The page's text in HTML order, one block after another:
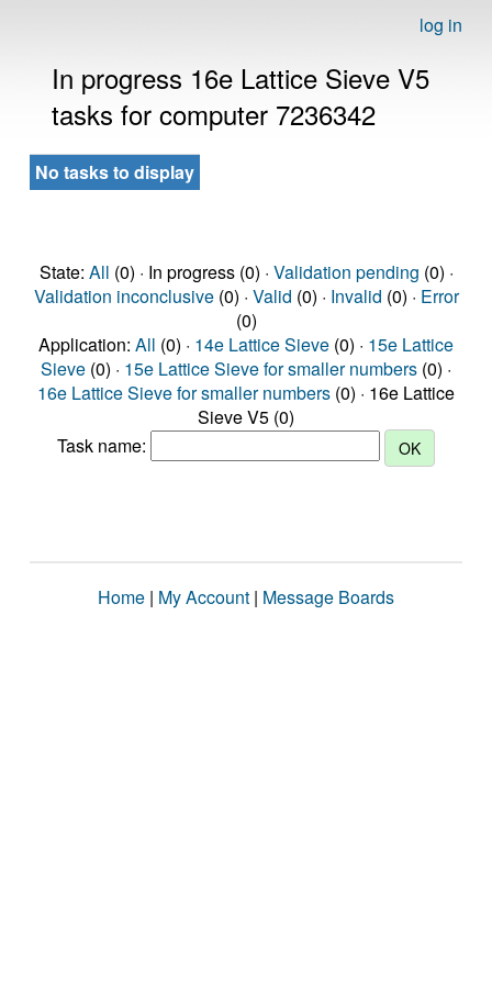
log in
In progress 16e Lattice Sieve V5
tasks for computer 7236342
No tasks to display
State: All (0) · In progress (0) · Validation pending (0) ·
Validation inconclusive(0) · Valid (0) · Invalid (0) · Error
(0)
Application: All (0) · 14e Lattice Sieve (0) · 15e Lattice
Sieve (0) · 15e Lattice Sieve for smaller numbers (0) ·
16e Lattice Sieve for smaller numbers (0) · 16e Lattice
Sieve V5 (0)
Task name:
Home | My Account | Message Boards